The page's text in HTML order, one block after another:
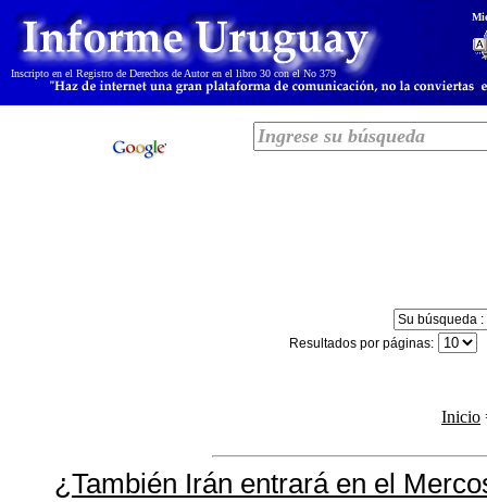
Inscripto en el Registro de Derechos de Autor en el libro 30 con el No 379
Resultados por páginas:
Inicio
¿También Irán entrará en el